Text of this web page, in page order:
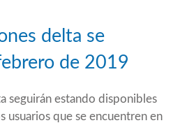
delta se
de 2019
seguirán estando disponibles
usuarios que se encuentren en